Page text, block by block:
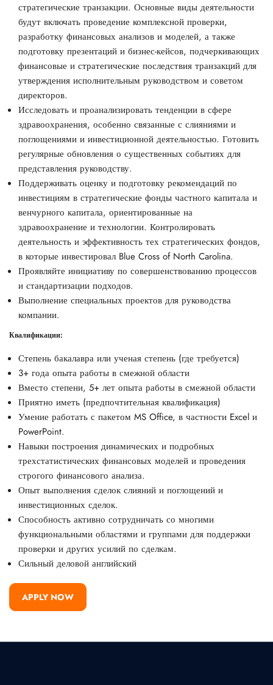
стратегические транзакции. Основные виды деятельности
будут включать проведение комплексной проверки,
разработку финансовых анализов и моделей, а также
подготовку презентаций и бизнес-кейсов, подчеркивающих
финансовые и стратегические последствия транзакций для
утверждения исполнительным руководством и советом
директоров.
Исследовать и проанализировать тенденции в сфере
здравоохранения, особенно связанные с слияниями и
поглощениями и инвестиционной деятельностью. Готовить
регулярные обновления о существенных событиях для
представления руководству.
Поддерживать оценку и подготовку рекомендаций по
инвестициям в стратегические фонды частного капитала и
венчурного капитала, ориентированные на
здравоохранение и технологии. Контролировать
деятельность и эффективность тех стратегических фондов,
в которые инвестировал Blue Cross of North Carolina.
Проявляйте инициативу по совершенствованию процессов
и стандартизации подходов.
Выполнение специальных проектов для руководства
компании.
Квалификации:
Степень бакалавра или ученая степень (где требуется)
3+ года опыта работы в смежной области
Вместо степени, 5+ лет опыта работы в смежной области
Приятно иметь (предпочтительная квалификация)
Умение работать с пакетом MS Office, в частности Excel и
PowerPoint.
Навыки построения динамических и подробных
трехстатистических финансовых моделей и проведения
строгого финансового анализа.
Опыт выполнения сделок слияний и поглощений и
инвестиционных сделок.
Способность активно сотрудничать со многими
функциональными областями и группами для поддержки
проверки и других усилий по сделкам.
Сильный деловой английский
APPLY NOW